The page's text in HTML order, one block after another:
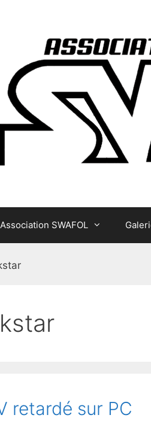
Association SWAFOL
retardé sur PC